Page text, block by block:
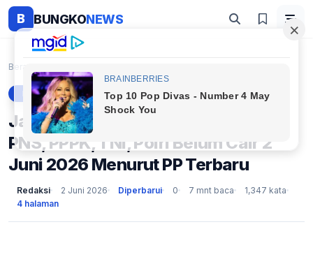
B BUNGKONEWS
Beranda
BERITA
Jangan Panik! Ini Alasan Gaji Ke-13
PNS, PPPK, TNI, Polri Belum Cair 2
Juni 2026 Menurut PP Terbaru
Redaksi 2 Juni 2026 Diperbarui 0 7 mnt baca
1,347 kata
4 halaman